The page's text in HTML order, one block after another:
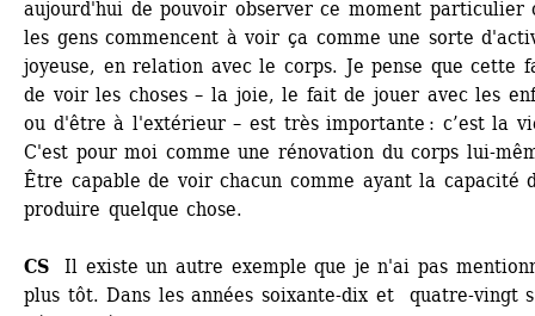
aujourd'hui de pouvoir observer ce moment particulier
les gens commencent à voir ça comme une sorte
joyeuse, en relation avec le corps. Je pense que cette
de voir les choses – la joie, le fait de jouer avec les
ou d'être à l'extérieur – est très importante : c’est la
C'est pour moi comme une rénovation du corps lui-
Être capable de voir chacun comme ayant la capacité
produire quelque chose.
CS
Il existe un autre exemple que je n'ai pas
plus tôt. Dans les années soixante-dix et quatre-vingt